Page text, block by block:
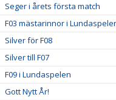
Seger i årets första match
F03 mästarinnor i
Silver för F08
Silver till F07
F09 i Lundaspelen
Gott Nytt År!